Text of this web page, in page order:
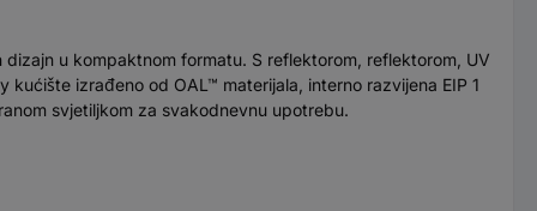
u kompaktnom formatu. S reflektorom, reflektorom, UV
izrađeno od OAL™ materijala, interno razvijena EIP 1
svjetiljkom za svakodnevnu upotrebu.